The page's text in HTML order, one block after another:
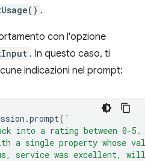
.
con l'opzione
. In questo caso, ti
indicazioni nel prompt:
.prompt( `
into a rating between 0-
a single property whose
service was excellent,